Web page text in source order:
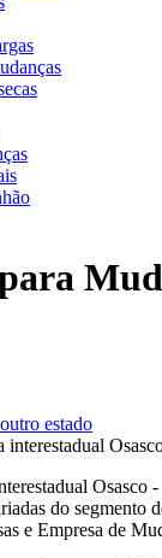
estado
interestadual
do
e Empresa de